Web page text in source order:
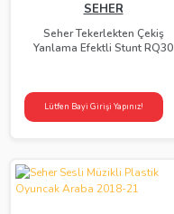
SEHER
Seher Tekerlekten Çekiş
Yanlama Efektli Stunt RQ30
Lütfen Bayi Girişi Yapınız!